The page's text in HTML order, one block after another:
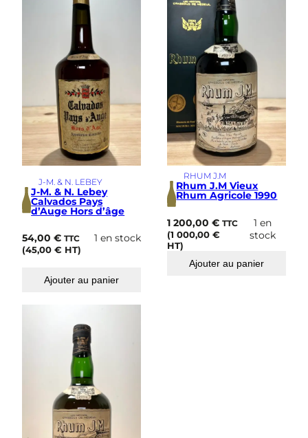
J-M. & N. LEBEY
J-M. & N. Lebey
Calvados Pays
d’Auge Hors d’âge
54,00€ TTC
(45,00€ HT)
1 en stock
Ajouter au panier
RHUM J.M
Rhum J.M Vieux
Rhum Agricole 1990
1 200,00€ TTC
(1 000,00€
HT)
1 en
stock
Ajouter au panier